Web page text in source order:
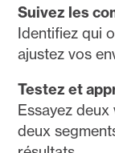
Suivez les
Identifiez qui
ajustez vos
Testez et
Essayez deux
deux